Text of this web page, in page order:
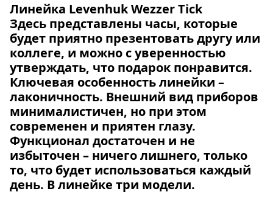
Линейка Levenhuk Wezzer Tick
Здесь представлены часы, которые
будет приятно презентовать другу или
коллеге, и можно с уверенностью
утверждать, что подарок понравится.
Ключевая особенность линейки –
лаконичность. Внешний вид приборов
минималистичен, но при этом
современен и приятен глазу.
Функционал достаточен и не
избыточен – ничего лишнего, только
то, что будет использоваться каждый
день. В линейке три модели.